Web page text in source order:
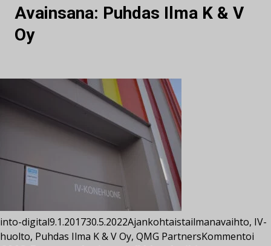
Avainsana: Puhdas Ilma K & V
Oy
into-digital9.1.201730.5.2022Ajankohtaistailmanavaihto, IV-
huolto, Puhdas Ilma K & V Oy, QMG PartnersKommentoi